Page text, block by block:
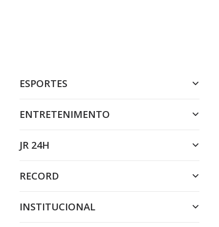
ESPORTES
ENTRETENIMENTO
JR 24H
RECORD
INSTITUCIONAL